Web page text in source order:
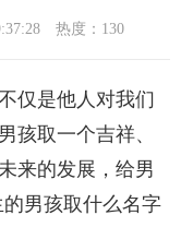
热度：130
仅是他人对我们
孩取一个吉祥、
来的发展，给男
男孩取什么名字